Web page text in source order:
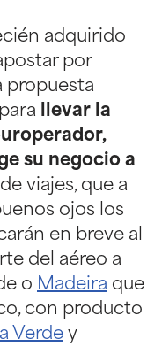
adquirido
por
propuesta
llevar la
su negocio a
de viajes, que a
ojos los
en breve al
del aéreo a
o Madeira que
con producto
Verde y